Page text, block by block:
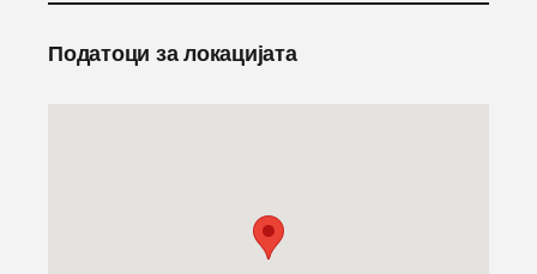
Податоци за локацијата